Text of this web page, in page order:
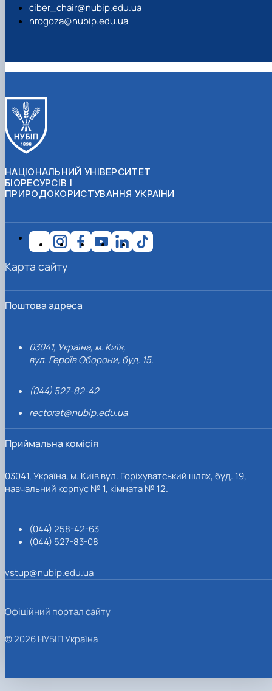
ciber_chair@nubip.edu.ua
nrogoza@nubip.edu.ua
НАЦІОНАЛЬНИЙ УНІВЕРСИТЕТ
БІОРЕСУРСІВ І
ПРИРОДОКОРИСТУВАННЯ УКРАЇНИ
Поштова адреса
03041, Україна, м. Київ,
вул. Героїв Оборони, буд. 15.
(044) 527-82-42
rectorat@nubip.edu.ua
Приймальна комісія
03041, Україна, м. Київ вул. Горіхуватський шлях, буд. 19,
навчальний корпус № 1, кімната № 12.
(044) 258-42-63
(044) 527-83-08
vstup@nubip.edu.ua
Карта сайту
Офіційний портал сайту
© 2026 НУБІП Україна